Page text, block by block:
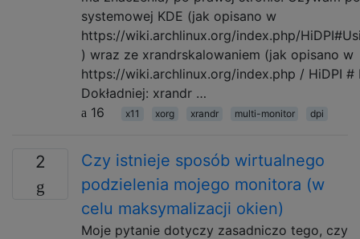
systemowej KDE (jak opisano w
https://wiki.archlinux.org/index.php/
) wraz ze xrandrskalowaniem (jak opisano w
https://wiki.archlinux.org/index.php / HiDPI #
Dokładniej: xrandr …
16
x11 xorg xrandr multi-monitor dpi
2
Czy istnieje sposób wirtualnego
podzielenia mojego monitora (w
celu maksymalizacji okien)
Moje pytanie dotyczy zasadniczo tego, czy